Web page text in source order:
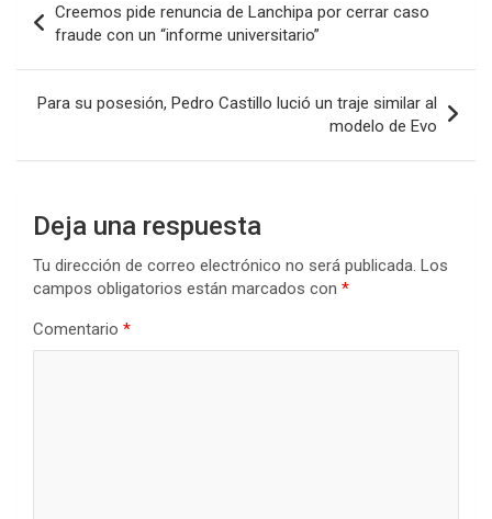
de
entradas
Creemos pide renuncia de Lanchipa por cerrar caso
fraude con un “informe universitario”
Para su posesión, Pedro Castillo lució un traje similar al
modelo de Evo
Deja una respuesta
Tu dirección de correo electrónico no será publicada. Los
campos obligatorios están marcados con *
Comentario *